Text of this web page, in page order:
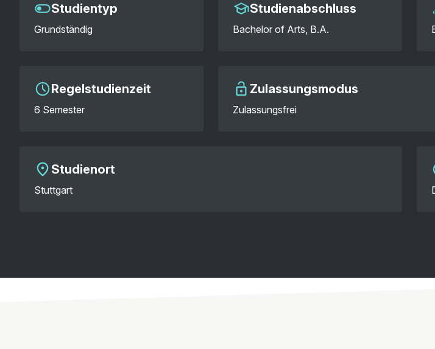
Studientyp
Grundständig
Studienabschluss
Bachelor of Arts, B.A.
Regelstudienzeit
6 Semester
Zulassungsmodus
Zulassungsfrei
Studienort
Stuttgart